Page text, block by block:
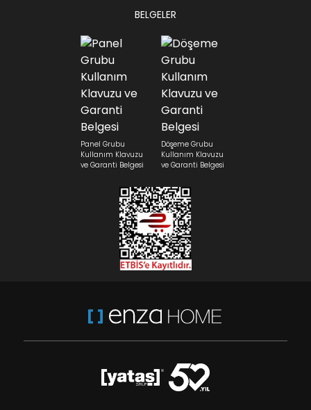
BELGELER
Panel Grubu
Kullanım Klavuzu
ve Garanti Belgesi
Döşeme Grubu
Kullanım Klavuzu
ve Garanti Belgesi